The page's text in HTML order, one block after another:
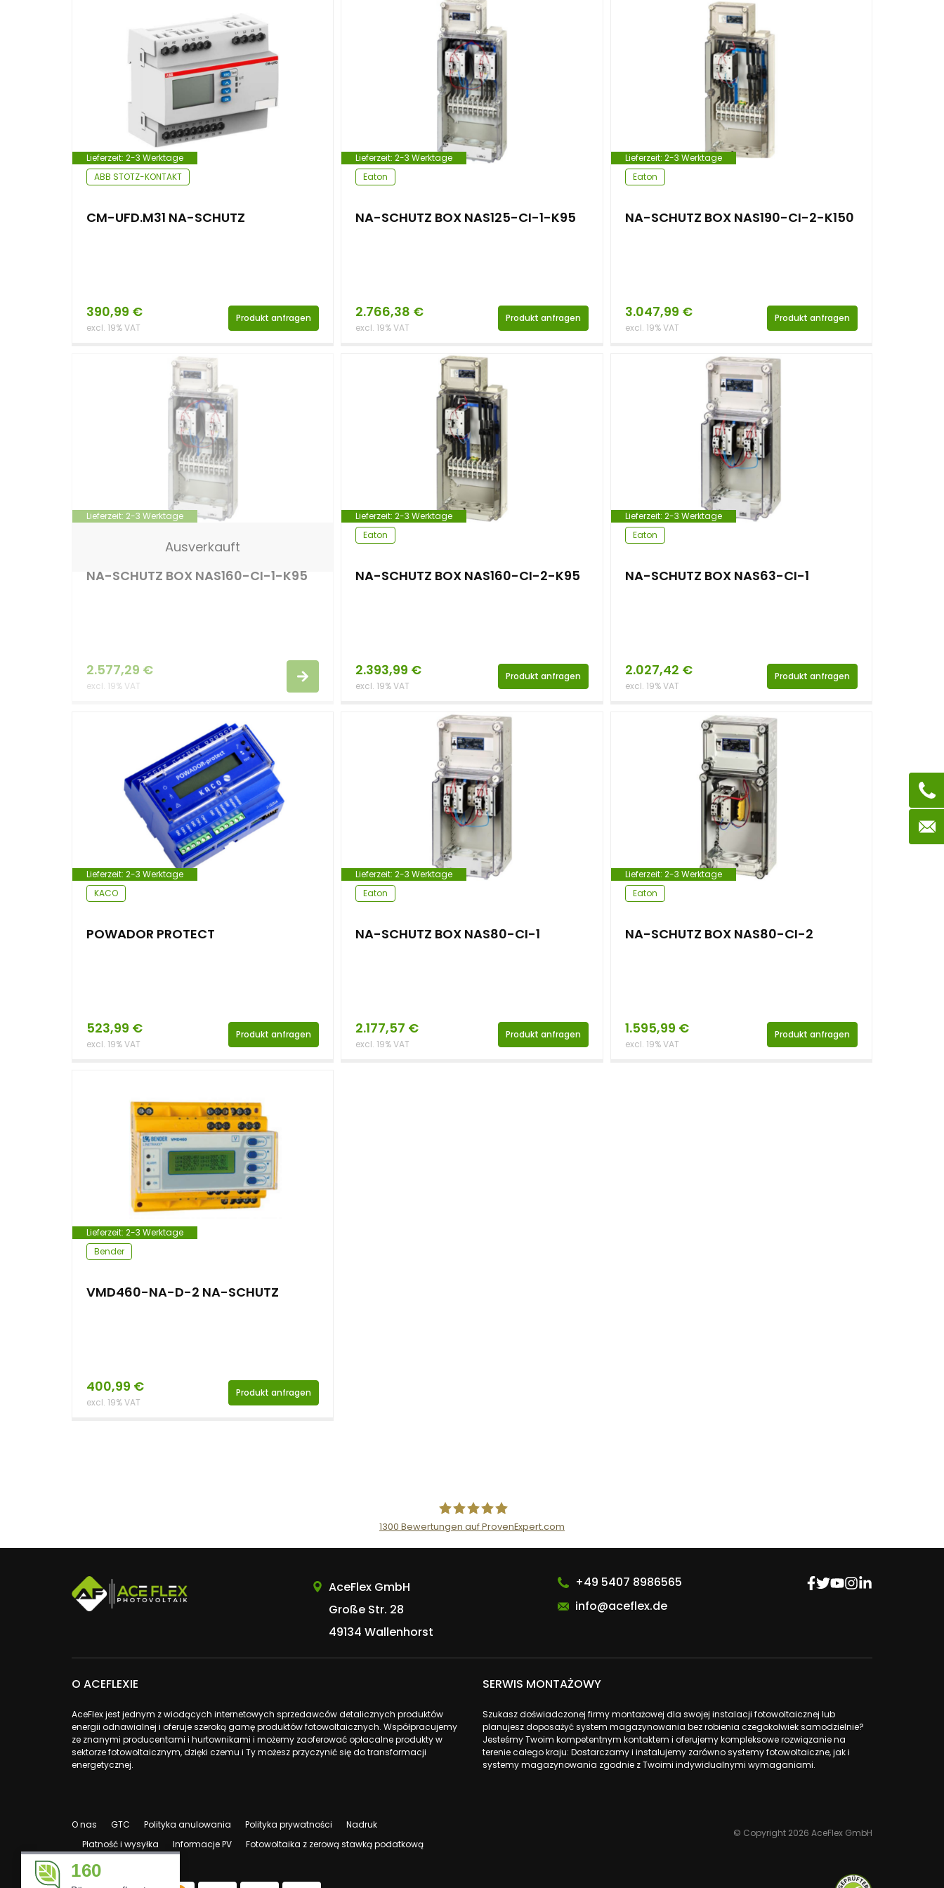
Lieferzeit: 2-3 Werktage
ABB STOTZ-KONTAKT
CM-UFD.M31 NA-SCHUTZ
390,99 €
excl. 19% VAT
Produkt anfragen
Lieferzeit:2-3 Werktage
Eaton
NA-SCHUTZ BOX NAS125-CI-1-K95
2.766,38 €
excl. 19% VAT
Produkt anfragen
Lieferzeit: 2-3 Werktage
Eaton
NA-SCHUTZ BOX NAS190-CI-2-K150
3.047,99 €
excl. 19% VAT
Produkt anfragen
Lieferzeit: 2-3 Werktage
Ausverkauft
NA-SCHUTZ BOX NAS160-CI-1-K95
2.577,29 €
excl. 19% VAT
Lieferzeit:2-3 Werktage
Eaton
NA-SCHUTZ BOX NAS160-CI-2-K95
2.393,99 €
excl. 19% VAT
Produkt anfragen
Lieferzeit: 2-3 Werktage
Eaton
NA-SCHUTZ BOX NAS63-CI-1
2.027,42 €
excl. 19% VAT
Produkt anfragen
Lieferzeit: 2-3 Werktage
KACO
POWADOR PROTECT
523,99 €
excl. 19% VAT
Produkt anfragen
Lieferzeit:2-3 Werktage
Eaton
NA-SCHUTZ BOX NAS80-CI-1
2.177,57 €
excl. 19% VAT
Produkt anfragen
Lieferzeit: 2-3 Werktage
Eaton
NA-SCHUTZ BOX NAS80-CI-2
1.595,99 €
excl. 19% VAT
Produkt anfragen
Lieferzeit: 2-3 Werktage
Bender
VMD460-NA-D-2 NA-SCHUTZ
400,99 €
excl. 19% VAT
Produkt anfragen
AceFlex GmbH
1300 Bewertungen auf ProvenExpert.com
AceFlex GmbH
Große Str. 28
49134 Wallenhorst
+49 5407 8986565
info@aceflex.de
O ACEFLEXIE
AceFlex jest jednym z wiodących internetowych sprzedawców detalicznych produktów
energii odnawialnej i oferuje szeroką gamę produktów fotowoltaicznych. Współpracujemy
ze znanymi producentami i hurtownikami i możemy zaoferować opłacalne produkty w
sektorze fotowoltaicznym, dzięki czemu i Ty możesz przyczynić się do transformacji
energetycznej.
SERWIS MONTAŻOWY
Szukasz doświadczonej firmy montażowej dla swojej instalacji fotowoltaicznej lub
planujesz doposażyć system magazynowania bez robienia czegokolwiek samodzielnie?
Jesteśmy Twoim kompetentnym kontaktem i oferujemy kompleksowe rozwiązanie na
terenie całego kraju: Dostarczamy i instalujemy zarówno systemy fotowoltaiczne, jak i
systemy magazynowania zgodnie z Twoimi indywidualnymi wymaganiami.
O nas GTC Polityka anulowania Polityka prywatności
Nadruk
Płatność i wysyłka
Informacje PV Fotowoltaika z zerową stawką podatkową
© Copyright 2026 AceFlex GmbH
160